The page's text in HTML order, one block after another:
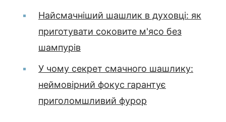
Найсмачніший шашлик в духовці: як
приготувати соковите м'ясо без
шампурів
У чому секрет смачного шашлику:
неймовірний фокус гарантує
приголомшливий фурор